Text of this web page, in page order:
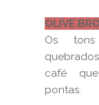
OLIVE
Os tons
café
pontas.